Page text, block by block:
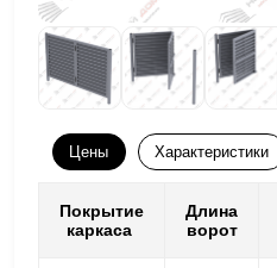
Цены Характеристики
Покрытие
каркаса
Длина
ворот